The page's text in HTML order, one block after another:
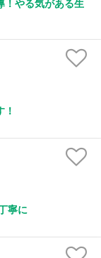
！やる気がある生
寧に